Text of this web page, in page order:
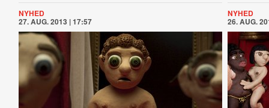
NYHED
27. AUG. 2013 | 17:57
NYHED
26. AUG.